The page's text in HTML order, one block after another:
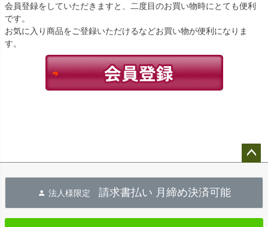
会員登録をしていただきますと、二度目のお買い物時にとても便利
です。
お気に入り商品をご登録いただけるなどお買い物が便利になりま
す。
へ
法人様限定 請求書払い 月締め決済可能